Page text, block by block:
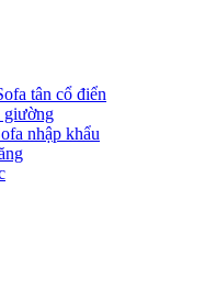
tân cổ điển
giường
nhập khẩu